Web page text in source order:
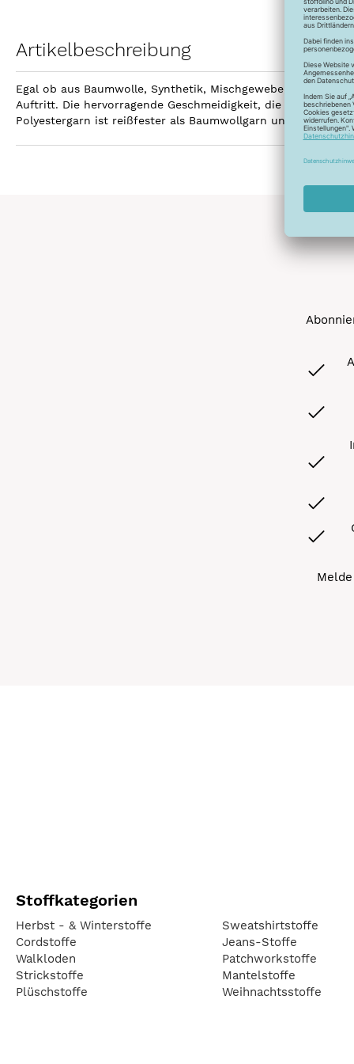
Artikelbeschreibung
Egal ob aus Baumwolle, Synthetik, Mischgewebe, Leinen
Auftritt. Die hervorragende Geschmeidigkeit, die hohe
Polyestergarn ist reißfester als Baumwollgarn und kann
Stoffkategorien
Herbst - & Winterstoffe
Cordstoffe
Walkloden
Strickstoffe
Plüschstoffe
Sweatshirtstoffe
Jeans-Stoffe
Patchworkstoffe
Mantelstoffe
Weihnachtsstoffe